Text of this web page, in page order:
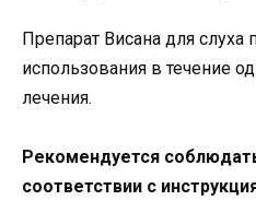
Препарат Висана для слуха
использования в течение
лечения.
Рекомендуется
соответствии с